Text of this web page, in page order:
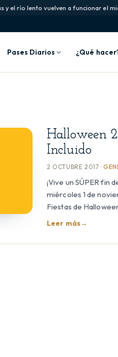
y el río lento vuelven a funcionar el
Pases Diarios ¿Qué
Halloween
Incluido
2 OCTUBRE 2017 ·
¡Vive un SÚPER fin
miércoles 1 de
Fiestas de
Leer más→